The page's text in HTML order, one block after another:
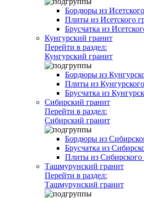
Бордюры из
Плиты из Исетского
Брусчатка из
Кунгурский гранит
Перейти в раздел:
Кунгурский гранит
Бордюры из
Плиты из
Брусчатка из
Сибирский гранит
Перейти в раздел:
Сибирский гранит
Бордюры из
Брусчатка из
Плиты из Сибирского
Ташмурунский гранит
Перейти в раздел:
Ташмурунский гранит